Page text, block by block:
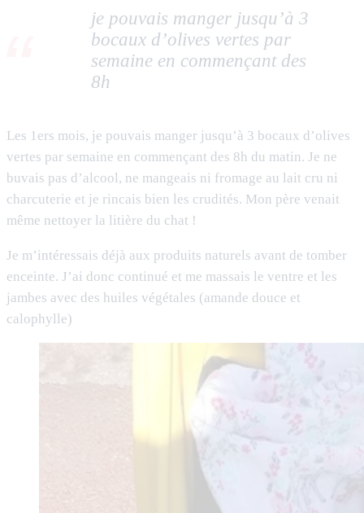
je pouvais manger jusqu’à 3
bocaux d’olives vertes par
semaine en commençant des
8h
Les 1ers mois, je pouvais manger jusqu’à 3 bocaux d’olives
vertes par semaine en commençant des 8h du matin. Je ne
buvais pas d’alcool, ne mangeais ni fromage au lait cru ni
charcuterie et je rincais bien les crudités. Mon père venait
même nettoyer la litière du chat !
Je m’intéressais déjà aux produits naturels avant de tomber
enceinte. J’ai donc continué et me massais le ventre et les
jambes avec des huiles végétales (amande douce et
calophylle)